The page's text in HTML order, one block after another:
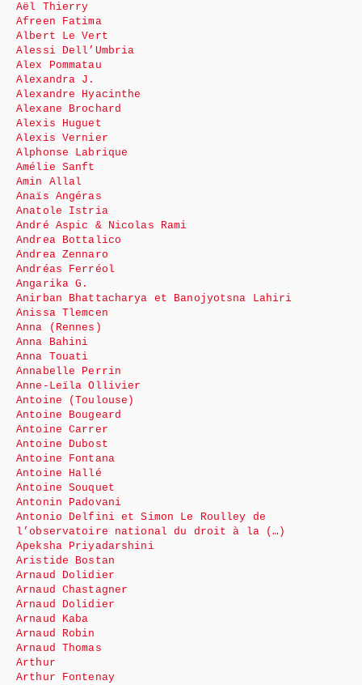
Aël Thierry
Afreen Fatima
Albert Le Vert
Alessi Dell’Umbria
Alex Pommatau
Alexandra J.
Alexandre Hyacinthe
Alexane Brochard
Alexis Huguet
Alexis Vernier
Alphonse Labrique
Amélie Sanft
Amin Allal
Anaïs Angéras
Anatole Istria
André Aspic & Nicolas Rami
Andrea Bottalico
Andrea Zennaro
Andréas Ferréol
Angarika G.
Anirban Bhattacharya et Banojyotsna Lahiri
Anissa Tlemcen
Anna (Rennes)
Anna Bahini
Anna Touati
Annabelle Perrin
Anne-Leïla Ollivier
Antoine (Toulouse)
Antoine Bougeard
Antoine Carrer
Antoine Dubost
Antoine Fontana
Antoine Hallé
Antoine Souquet
Antonin Padovani
Antonio Delfini et Simon Le Roulley de
l’observatoire national du droit à la (…)
Apeksha Priyadarshini
Aristide Bostan
Arnaud Dolidier
Arnaud Chastagner
Arnaud Dolidier
Arnaud Kaba
Arnaud Robin
Arnaud Thomas
Arthur
Arthur Fontenay